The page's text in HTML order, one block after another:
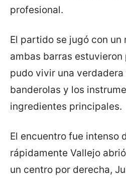
profesional.
El partido se jugó con
ambas barras estuvieron
pudo vivir una
banderolas y los
ingredientes principales.
El encuentro fue intenso
rápidamente Vallejo
un centro por derecha,